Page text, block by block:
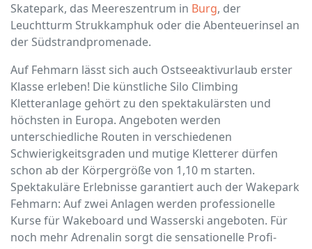
Skatepark, das Meereszentrum in Burg, der
Leuchtturm Strukkamphuk oder die Abenteuerinsel an
der Südstrandpromenade.
Auf Fehmarn lässt sich auch Ostseeaktivurlaub erster
Klasse erleben! Die künstliche Silo Climbing
Kletteranlage gehört zu den spektakulärsten und
höchsten in Europa. Angeboten werden
unterschiedliche Routen in verschiedenen
Schwierigkeitsgraden und mutige Kletterer dürfen
schon ab der Körpergröße von 1,10 m starten.
Spektakuläre Erlebnisse garantiert auch der Wakepark
Fehmarn: Auf zwei Anlagen werden professionelle
Kurse für Wakeboard und Wasserski angeboten. Für
noch mehr Adrenalin sorgt die sensationelle Profi-